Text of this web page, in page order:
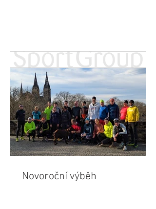
Novoroční výběh